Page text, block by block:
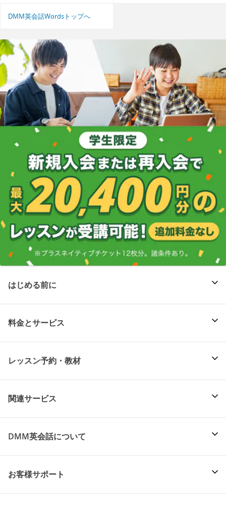
DMM英会話Wordsトップへ
はじめる前に
料金とサービス
レッスン予約・教材
関連サービス
DMM英会話について
お客様サポート